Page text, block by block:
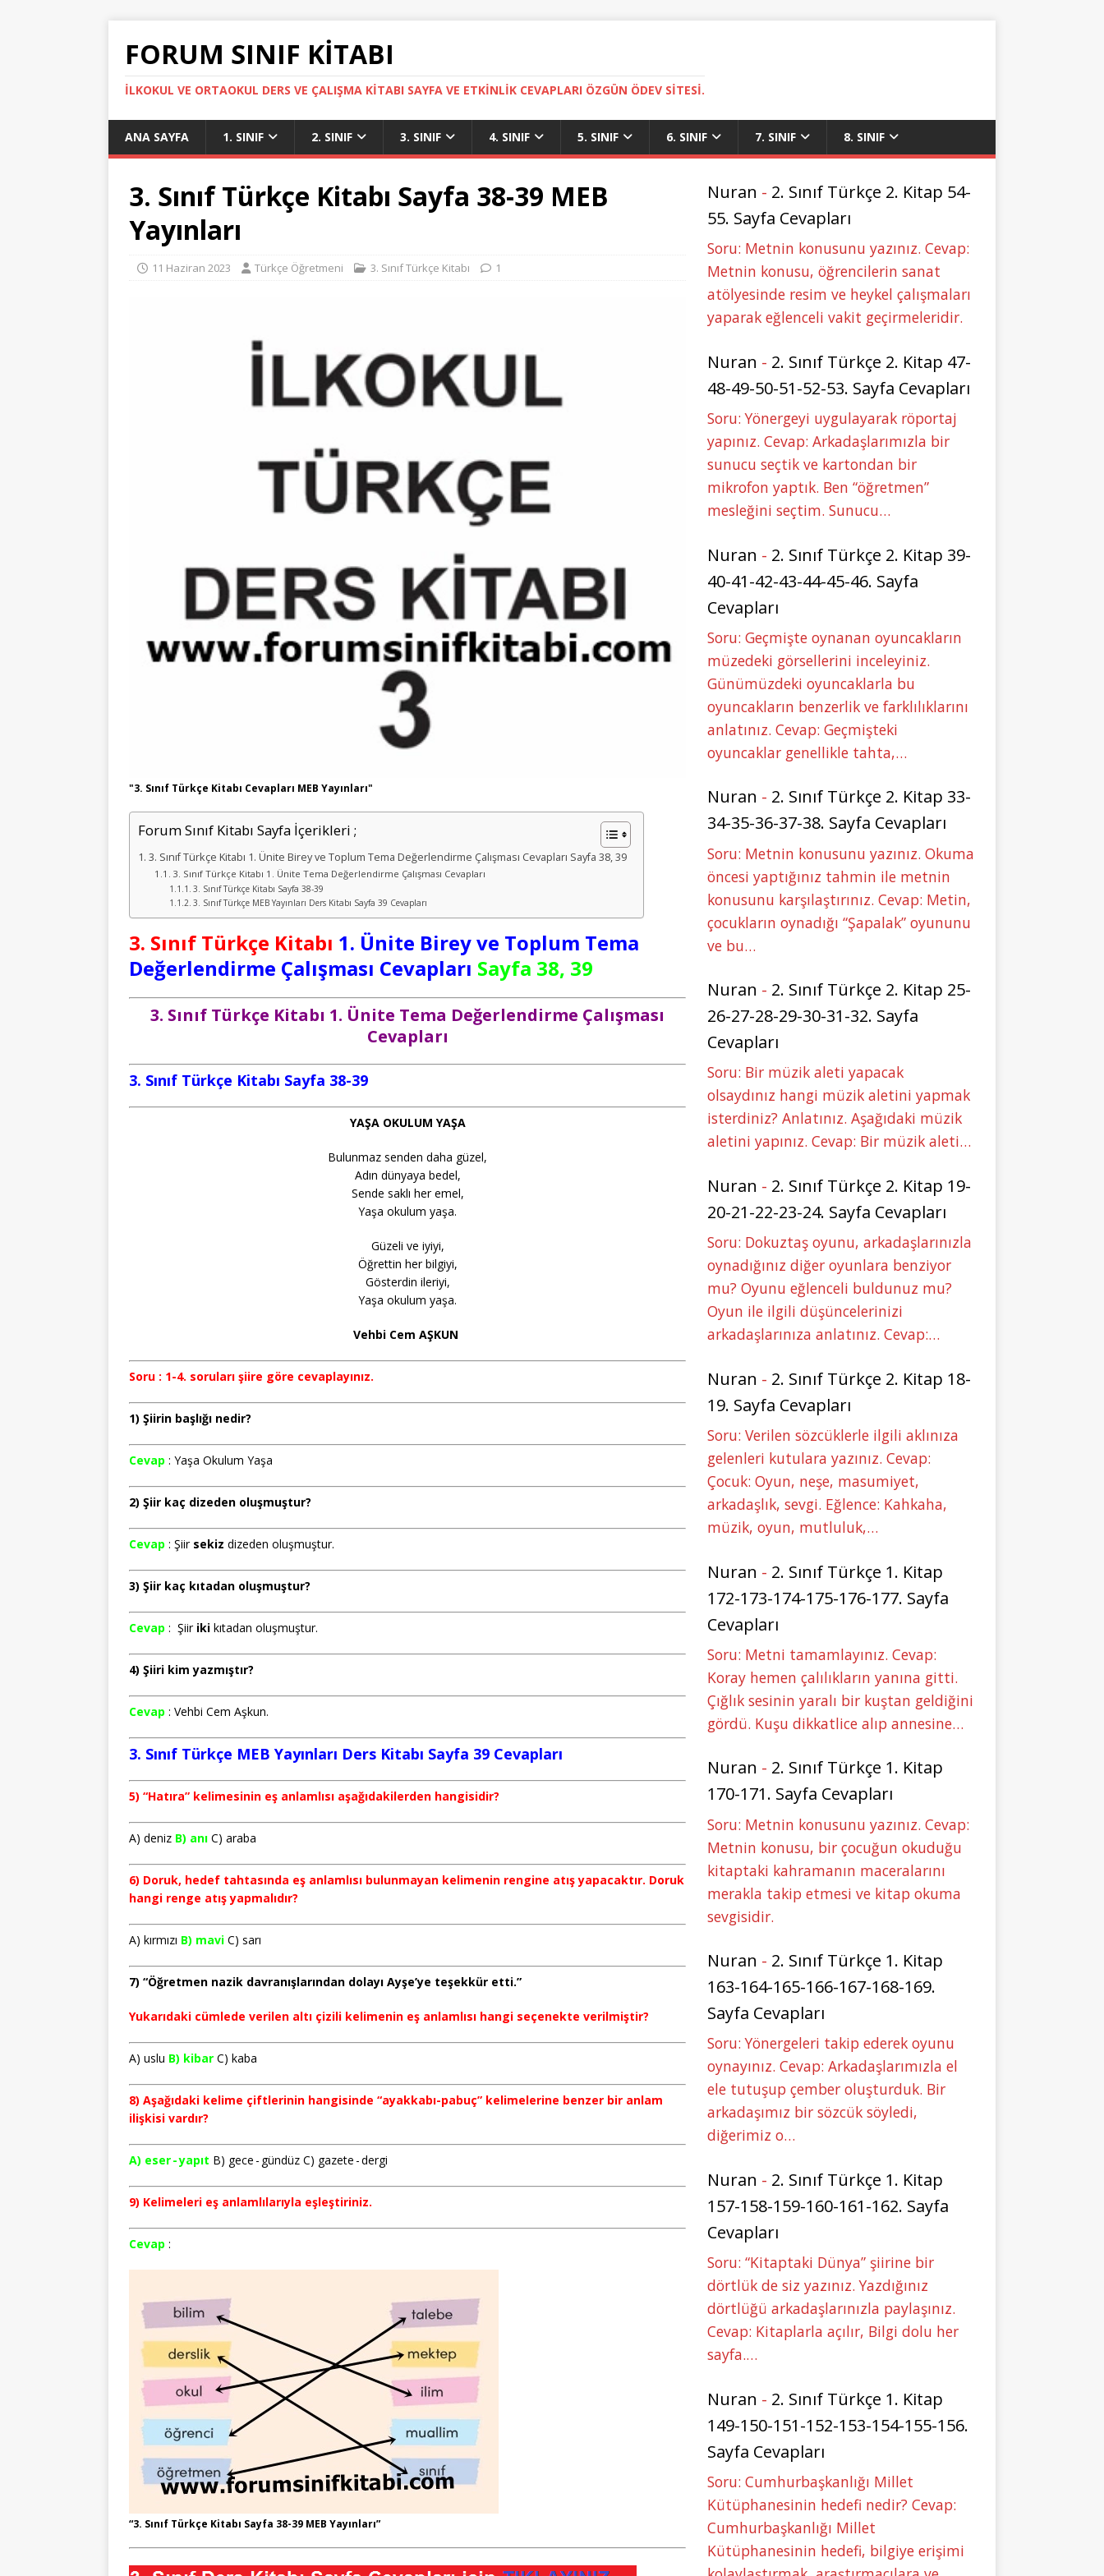
FORUM SINIF KITABI
İLKOKUL VE ORTAOKUL DERS VE ÇALIŞMA KITABI SAYFA VE ETKINLIK CEVAPLARI ÖZGÜN ÖDEV SITESI.
ANA SAYFA 1. SINIF 2. SINIF 3. SINIF 4. SINIF 5. SINIF 6. SINIF 7. SINIF 8. SINIF
3. Sınıf Türkçe Kitabı Sayfa 38-39 MEB
Yayınları
11 Haziran 2023 Türkçe Öğretmeni 3. Sınıf Türkçe Kitabı 1
"3. Sınıf Türkçe Kitabı Cevapları MEB Yayınları"
Forum Sınıf Kitabı Sayfa İçerikleri ;
3. Sınıf Türkçe Kitabı 1. Ünite Birey ve Toplum Tema Değerlendirme Çalışması Cevapları Sayfa 38, 39
3. Sınıf Türkçe Kitabı 1. Ünite Tema Değerlendirme Çalışması Cevapları
3. Sınıf Türkçe Kitabı Sayfa 38-39
3. Sınıf Türkçe MEB Yayınları Ders Kitabı Sayfa 39 Cevapları
3. Sınıf Türkçe Kitabı 1. Ünite Birey ve Toplum Tema
Değerlendirme Çalışması Cevapları Sayfa 38, 39
3. Sınıf Türkçe Kitabı 1. Ünite Tema Değerlendirme Çalışması
Cevapları
3. Sınıf Türkçe Kitabı Sayfa 38-39
YAŞA OKULUM YAŞA
Bulunmaz senden daha güzel,
Adın dünyaya bedel,
Sende saklı her emel,
Yaşa okulum yaşa.
Güzeli ve iyiyi,
Öğrettin her bilgiyi,
Gösterdin ileriyi,
Yaşa okulum yaşa.
Vehbi Cem AŞKUN
Soru : 1-4. soruları şiire göre cevaplayınız.
1) Şiirin başlığı nedir?
Cevap : Yaşa Okulum Yaşa
2) Şiir kaç dizeden oluşmuştur?
Cevap : Şiir sekiz dizeden oluşmuştur.
3) Şiir kaç kıtadan oluşmuştur?
Cevap : Şiir iki kıtadan oluşmuştur.
4) Şiiri kim yazmıştır?
Cevap : Vehbi Cem Aşkun.
3. Sınıf Türkçe MEB Yayınları Ders Kitabı Sayfa 39 Cevapları
5) “Hatıra” kelimesinin eş anlamlısı aşağıdakilerden hangisidir?
A) deniz B) anı C) araba
6) Doruk, hedef tahtasında eş anlamlısı bulunmayan kelimenin rengine atış yapacaktır. Doruk
hangi renge atış yapmalıdır?
A) kırmızı B) mavi C) sarı
7) “Öğretmen nazik davranışlarından dolayı Ayşe’ye teşekkür etti.”
Yukarıdaki cümlede verilen altı çizili kelimenin eş anlamlısı hangi seçenekte verilmiştir?
A) uslu B) kibar C) kaba
8) Aşağıdaki kelime çiftlerinin hangisinde “ayakkabı-pabuç” kelimelerine benzer bir anlam
ilişkisi vardır?
A) eser - yapıt B) gece - gündüz C) gazete - dergi
9) Kelimeleri eş anlamlılarıyla eşleştiriniz.
Cevap :
“3. Sınıf Türkçe Kitabı Sayfa 38-39 MEB Yayınları”
Nuran - 2. Sınıf Türkçe 2. Kitap 54-
55. Sayfa Cevapları
Soru: Metnin konusunu yazınız. Cevap:
Metnin konusu, öğrencilerin sanat
atölyesinde resim ve heykel çalışmaları
yaparak eğlenceli vakit geçirmeleridir.
Nuran - 2. Sınıf Türkçe 2. Kitap 47-
48-49-50-51-52-53. Sayfa Cevapları
Soru: Yönergeyi uygulayarak röportaj
yapınız. Cevap: Arkadaşlarımızla bir
sunucu seçtik ve kartondan bir
mikrofon yaptık. Ben “öğretmen”
mesleğini seçtim. Sunucu…
Nuran - 2. Sınıf Türkçe 2. Kitap 39-
40-41-42-43-44-45-46. Sayfa
Cevapları
Soru: Geçmişte oynanan oyuncakların
müzedeki görsellerini inceleyiniz.
Günümüzdeki oyuncaklarla bu
oyuncakların benzerlik ve farklılıklarını
anlatınız. Cevap: Geçmişteki
oyuncaklar genellikle tahta,…
Nuran - 2. Sınıf Türkçe 2. Kitap 33-
34-35-36-37-38. Sayfa Cevapları
Soru: Metnin konusunu yazınız. Okuma
öncesi yaptığınız tahmin ile metnin
konusunu karşılaştırınız. Cevap: Metin,
çocukların oynadığı “Şapalak” oyununu
ve bu…
Nuran - 2. Sınıf Türkçe 2. Kitap 25-
26-27-28-29-30-31-32. Sayfa
Cevapları
Soru: Bir müzik aleti yapacak
olsaydınız hangi müzik aletini yapmak
isterdiniz? Anlatınız. Aşağıdaki müzik
aletini yapınız. Cevap: Bir müzik aleti…
Nuran - 2. Sınıf Türkçe 2. Kitap 19-
20-21-22-23-24. Sayfa Cevapları
Soru: Dokuztaş oyunu, arkadaşlarınızla
oynadığınız diğer oyunlara benziyor
mu? Oyunu eğlenceli buldunuz mu?
Oyun ile ilgili düşüncelerinizi
arkadaşlarınıza anlatınız. Cevap:…
Nuran - 2. Sınıf Türkçe 2. Kitap 18-
19. Sayfa Cevapları
Soru: Verilen sözcüklerle ilgili aklınıza
gelenleri kutulara yazınız. Cevap:
Çocuk: Oyun, neşe, masumiyet,
arkadaşlık, sevgi. Eğlence: Kahkaha,
müzik, oyun, mutluluk,…
Nuran - 2. Sınıf Türkçe 1. Kitap
172-173-174-175-176-177. Sayfa
Cevapları
Soru: Metni tamamlayınız. Cevap:
Koray hemen çalılıkların yanına gitti.
Çığlık sesinin yaralı bir kuştan geldiğini
gördü. Kuşu dikkatlice alıp annesine…
Nuran - 2. Sınıf Türkçe 1. Kitap
170-171. Sayfa Cevapları
Soru: Metnin konusunu yazınız. Cevap:
Metnin konusu, bir çocuğun okuduğu
kitaptaki kahramanın maceralarını
merakla takip etmesi ve kitap okuma
sevgisidir.
Nuran - 2. Sınıf Türkçe 1. Kitap
163-164-165-166-167-168-169.
Sayfa Cevapları
Soru: Yönergeleri takip ederek oyunu
oynayınız. Cevap: Arkadaşlarımızla el
ele tutuşup çember oluşturduk. Bir
arkadaşımız bir sözcük söyledi,
diğerimiz o…
Nuran - 2. Sınıf Türkçe 1. Kitap
157-158-159-160-161-162. Sayfa
Cevapları
Soru: “Kitaptaki Dünya” şiirine bir
dörtlük de siz yazınız. Yazdığınız
dörtlüğü arkadaşlarınızla paylaşınız.
Cevap: Kitaplarla açılır, Bilgi dolu her
sayfa.…
Nuran - 2. Sınıf Türkçe 1. Kitap
149-150-151-152-153-154-155-156.
Sayfa Cevapları
Soru: Cumhurbaşkanlığı Millet
Kütüphanesinin hedefi nedir? Cevap:
Cumhurbaşkanlığı Millet
Kütüphanesinin hedefi, bilgiye erişimi